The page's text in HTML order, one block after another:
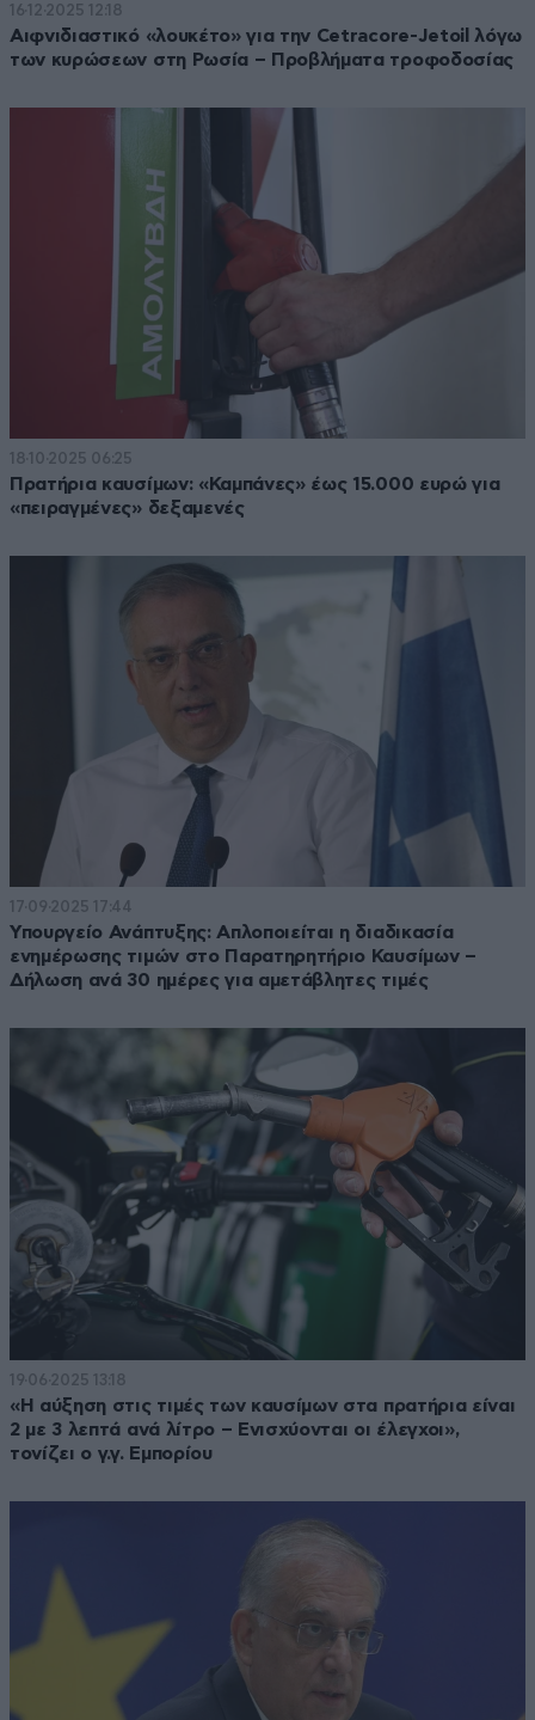
16·12·2025 12:18
Αιφνιδιαστικό «λουκέτο» για την Cetracore-Jetoil λόγω
των κυρώσεων στη Ρωσία – Προβλήματα τροφοδοσίας
18·10·2025 06:25
Πρατήρια καυσίμων: «Καμπάνες» έως 15.000 ευρώ για
«πειραγμένες» δεξαμενές
17·09·2025 17:44
Υπουργείο Ανάπτυξης: Απλοποιείται η διαδικασία
ενημέρωσης τιμών στο Παρατηρητήριο Καυσίμων –
Δήλωση ανά 30 ημέρες για αμετάβλητες τιμές
19·06·2025 13:18
«Η αύξηση στις τιμές των καυσίμων στα πρατήρια είναι
2 με 3 λεπτά ανά λίτρο – Ενισχύονται οι έλεγχοι»,
τονίζει ο γ.γ. Εμπορίου